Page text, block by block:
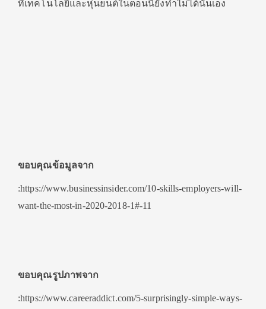
ที่เทคโนโลยีและหุ่นยนต์ในตอนนี้ยังทำไม่ได้นั่นเอง
ขอบคุณข้อมูลจาก
:https://www.businessinsider.com/10-skills-employers-will-
want-the-most-in-2020-2018-1#-11
ขอบคุณรูปภาพจาก
:https://www.careeraddict.com/5-surprisingly-simple-ways-